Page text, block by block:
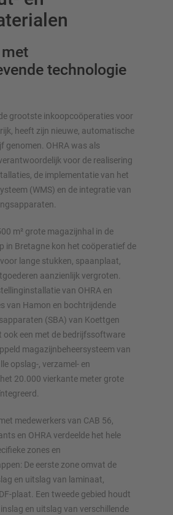
technologie
grootste inkoopcoöperaties voor
heeft zijn nieuwe, automatische
genomen. OHRA was als
voor de realisering
de implementatie van het
(WMS) en de integratie van
m² grote magazijnhal in de
in Bretagne kon het coöperatief de
lange stukken, spaanplaat,
aanzienlijk vergroten.
van OHRA en
van Hamon en bochtrijdende
(SBA) van Koettgen
ook een met de bedrijfssoftware
magazijnbeheersysteem van
opslag-, verzamel- en
20.000 vierkante meter grote
medewerkers van CAB 56,
en OHRA verdeelde het hele
zones en
De eerste zone omvat de
en uitslag van laminaat,
plaat. Een tweede gebied houdt
en uitslag van verschillende
uitvoeringen
individueel met onze configurators
nu